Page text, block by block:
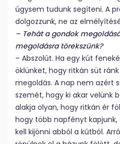
úgysem tudunk segíteni. A
dolgozzunk, ne az
– Tehát a gondok
megoldásra törekszünk?
– Abszolút. Ha egy kút
öklünket, hogy ritkán süt
megoldás. A nap nem azért
szemét, hogy ki akar velünk
alakja olyan, hogy ritkán ér
hogy több napfényt kapjunk,
kell kijönni abból a kútból.